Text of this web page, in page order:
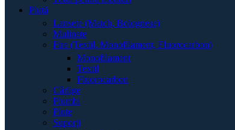
Plută
Lansete (Match, Bolognese)
Mulinete
Fire (Textil, Monofilament, Fluorocarbon)
Monofilament
Textil
Fluorocarbon
Cârlige
Plumbi
Plute
Suporți